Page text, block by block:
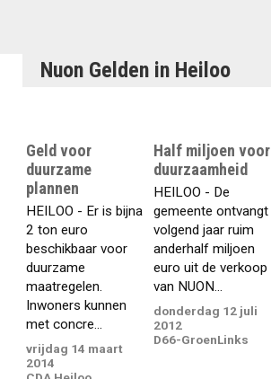
Nuon Gelden in Heiloo
Geld voor
duurzame
plannen
HEILOO - Er is bijna
2 ton euro
beschikbaar voor
duurzame
maatregelen.
Inwoners kunnen
met concre...
vrijdag 14 maart
2014
Half miljoen voor
duurzaamheid
HEILOO - De
gemeente ontvangt
volgend jaar ruim
anderhalf miljoen
euro uit de verkoop
van NUON...
donderdag 12 juli
2012
D66-GroenLinks